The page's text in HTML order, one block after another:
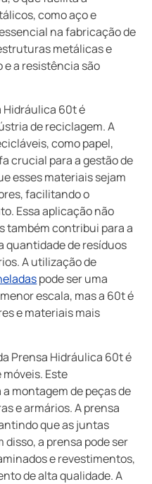
como aço e
na fabricação de
metálicas e
a resistência são
Hidráulica 60t é
de reciclagem. A
como papel,
crucial para a gestão de
esses materiais sejam
facilitando o
Essa aplicação não
também contribui para a
quantidade de resíduos
A utilização de
pode ser uma
escala, mas a 60t é
e materiais mais
Prensa Hidráulica 60t é
Este
montagem de peças de
e armários. A prensa
que as juntas
disso, a prensa pode ser
e revestimentos,
de alta qualidade. A